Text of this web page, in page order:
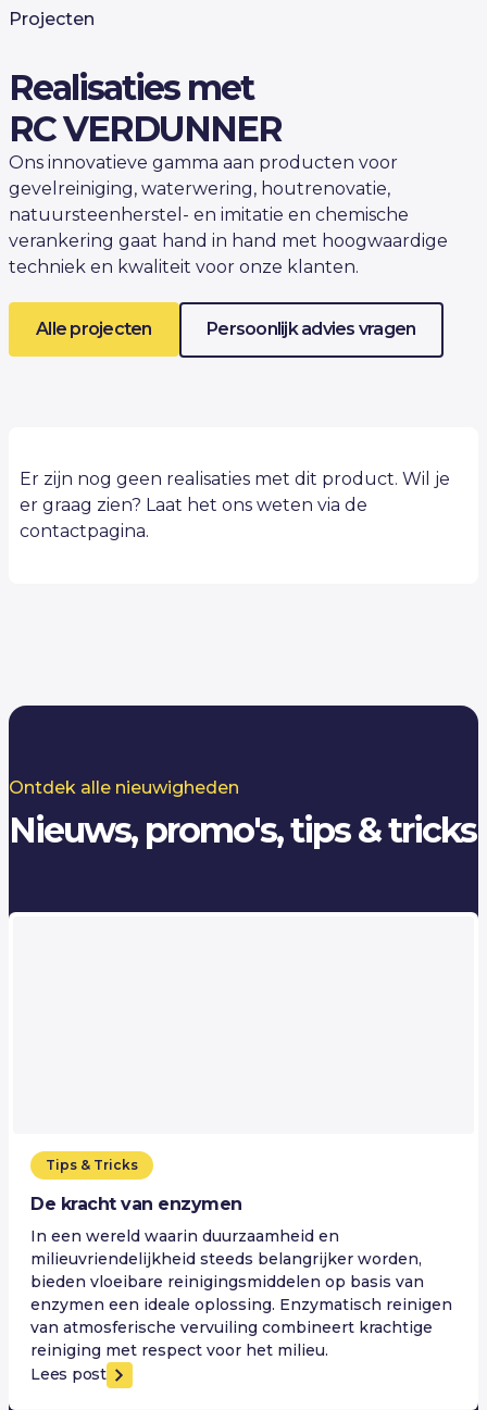
Projecten
Realisaties met
RC VERDUNNER
Ons innovatieve gamma aan producten voor
gevelreiniging, waterwering, houtrenovatie,
natuursteenherstel- en imitatie en chemische
verankering gaat hand in hand met hoogwaardige
techniek en kwaliteit voor onze klanten.
Alle projecten Persoonlijk advies vragen
Er zijn nog geen realisaties met dit product. Wil je
er graag zien? Laat het ons weten via de
contactpagina.
Ontdek alle nieuwigheden
Nieuws, promo's, tips & tricks
Tips & Tricks
De kracht van enzymen
In een wereld waarin duurzaamheid en
milieuvriendelijkheid steeds belangrijker worden,
bieden vloeibare reinigingsmiddelen op basis van
enzymen een ideale oplossing. Enzymatisch reinigen
van atmosferische vervuiling combineert krachtige
reiniging met respect voor het milieu.
Lees post